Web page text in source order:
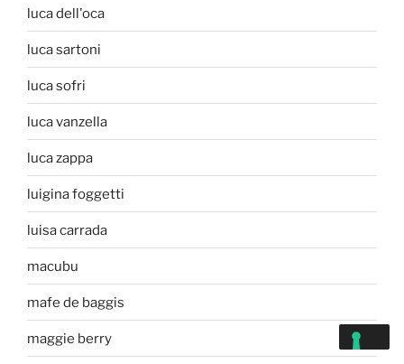
luca dell'oca
luca sartoni
luca sofri
luca vanzella
luca zappa
luigina foggetti
luisa carrada
macubu
mafe de baggis
maggie berry